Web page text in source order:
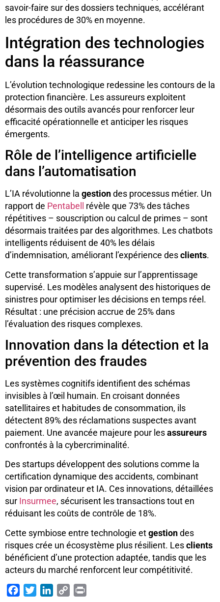
savoir-faire sur des dossiers techniques, accélérant
les procédures de 30% en moyenne.
Intégration des technologies
dans la réassurance
L’évolution technologique redessine les contours de la
protection financière. Les assureurs exploitent
désormais des outils avancés pour renforcer leur
efficacité opérationnelle et anticiper les risques
émergents.
Rôle de l’intelligence artificielle
dans l’automatisation
L’IA révolutionne la gestiondes processus métier. Un
rapport de Pentabell
révèle que 73% des tâches
répétitives – souscription ou calcul de primes – sont
désormais traitées par des algorithmes. Les chatbots
intelligents réduisent de 40% les délais
d’indemnisation, améliorant l’expérience desclients.
Cette transformation s’appuie sur l’apprentissage
supervisé. Les modèles analysent des historiques de
sinistres pour optimiser les décisions en temps réel.
Résultat : une précision accrue de 25% dans
l’évaluation des risques complexes.
Innovation dans la détection et la
prévention des fraudes
Les systèmes cognitifs identifient des schémas
invisibles à l’œil humain. En croisant données
satellitaires et habitudes de consommation, ils
détectent 89% des réclamations suspectes avant
paiement. Une avancée majeure pour lesassureurs
confrontés à la cybercriminalité.
Des startups développent des solutions comme la
certification dynamique des accidents, combinant
vision par ordinateur et IA. Ces innovations, détaillées
sur Insurmee, sécurisent les transactions tout en
réduisant les coûts de contrôle de 18%.
Cette symbiose entre technologie etgestiondes
risques crée un écosystème plus résilient. Lesclients
bénéficient d’une protection adaptée, tandis que les
acteurs du marché renforcent leur compétitivité.
FacebookTwitterLinkedIn
Copy